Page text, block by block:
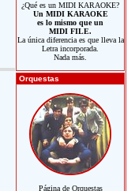
¿Qué es un MIDI KARAOKE?
Un MIDI KARAOKE
es lo mismo que un
MIDI FILE.
La única diferencia es que lleva la
Letra incorporada.
Nada más.
Orquestas
Página de Orquestas